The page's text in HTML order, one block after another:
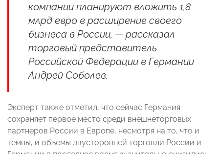
компании планируют вложить 1,8
млрд евро в расширение своего
бизнеса в России, — рассказал
торговый представитель
Российской Федерации в Германии
Андрей Соболев.
Эксперт также отметил, что сейчас Германия
сохраняет первое место среди внешнеторговых
партнеров России в Европе, несмотря на то, что и
темпы, и объемы двусторонней торговли России и